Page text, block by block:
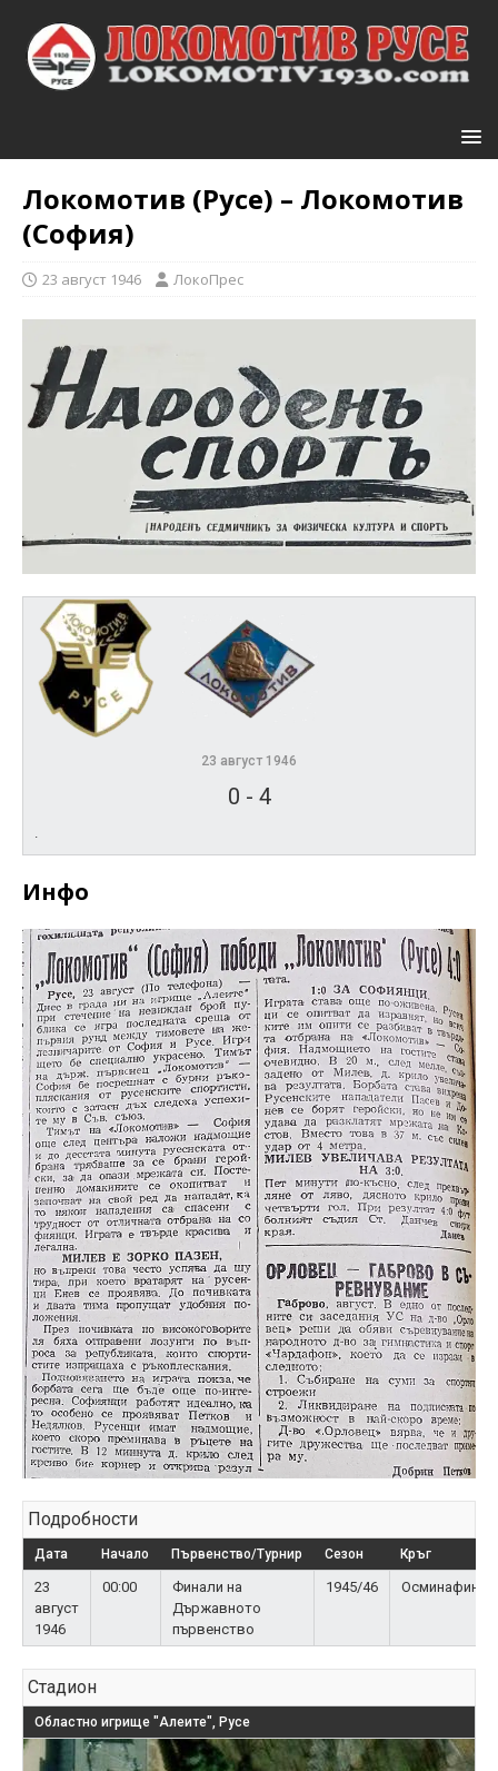
Локомотив (Русе) – Локомотив
(София)
23 август 1946 ЛокоПрес
23 август 1946
0 - 4
.
Инфо
Подробности
Дата Начало Първенство/Турнир Сезон Кръг
23
август
1946
00:00
Финали на
Държавното
първенство
1945/46 Осминафинал
Стадион
Областно игрище "Алеите", Русе